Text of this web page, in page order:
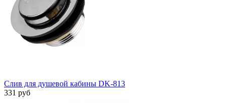
Слив для душевой кабины DK-813
331 руб